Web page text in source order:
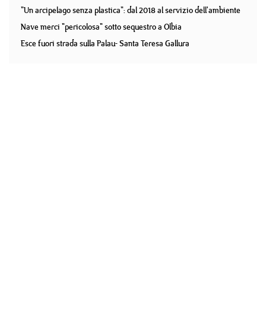
"Un arcipelago senza plastica": dal 2018 al servizio dell'ambiente
Nave merci "pericolosa" sotto sequestro a Olbia
Esce fuori strada sulla Palau- Santa Teresa Gallura